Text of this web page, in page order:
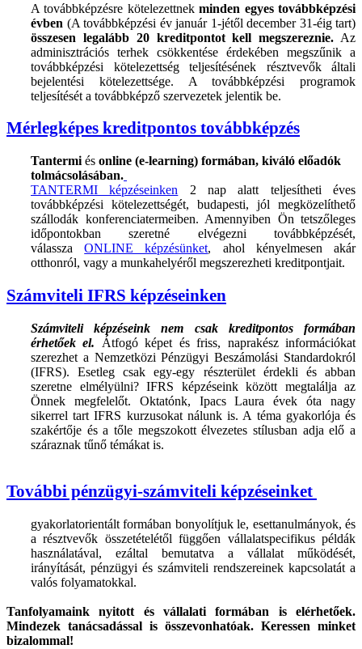
A továbbképzésre kötelezettnekminden egyes továbbképzési
évben (A továbbképzési év január 1-jétől december 31-éig tart)
összesen legalább 20 kreditpontot kell megszereznie. Az
adminisztrációs terhek csökkentése érdekében megszűnik a
továbbképzési kötelezettség teljesítésének résztvevők általi
bejelentési kötelezettsége. A továbbképzési programok
teljesítését a továbbképző szervezetek jelentik be.
Mérlegképes kreditpontos továbbképzés
Tantermi és online (e-learning) formában, kiváló előadók
tolmácsolásában.
TANTERMI képzéseinken 2 nap alatt teljesítheti éves
továbbképzési kötelezettségét, budapesti, jól megközelíthető
szállodák konferenciatermeiben. Amennyiben Ön tetszőleges
időpontokban szeretné elvégezni továbbképzését,
válasszaONLINE képzésünket, ahol kényelmesen akár
otthonról, vagy a munkahelyéről megszerezheti kreditpontjait.
Számviteli IFRS képzéseinken
Számviteli képzéseink nem csak kreditpontos formában
érhetőek el. Átfogó képet és friss, naprakész információkat
szerezhet a Nemzetközi Pénzügyi Beszámolási Standardokról
(IFRS). Esetleg csak egy-egy részterület érdekli és abban
szeretne elmélyülni? IFRS képzéseink között megtalálja az
Önnek megfelelőt. Oktatónk, Ipacs Laura évek óta nagy
sikerrel tart IFRS kurzusokat nálunk is. A téma gyakorlója és
szakértője és a tőle megszokott élvezetes stílusban adja elő a
száraznak tűnő témákat is.
További pénzügyi-számviteli képzéseinket
gyakorlatorientált formában bonyolítjuk le, esettanulmányok, és
a résztvevők összetételétől függően vállalatspecifikus példák
használatával, ezáltal bemutatva a vállalat működését,
irányítását, pénzügyi és számviteli rendszereinek kapcsolatát a
valós folyamatokkal.
Tanfolyamaink nyitott és vállalati formában is elérhetőek.
Mindezek tanácsadással is összevonhatóak. Keressen minket
bizalommal!